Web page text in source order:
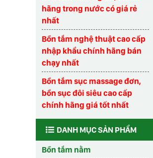
hãng trong nước có giá rẻ
nhất
Bồn tắm nghệ thuật cao cấp
nhập khẩu chính hãng bán
chạy nhất
Bồn tắm sục massage đơn,
bồn sục đôi siêu cao cấp
chính hãng giá tốt nhất
DANH MỤC SẢN PHẨM
Bồn tắm nằm